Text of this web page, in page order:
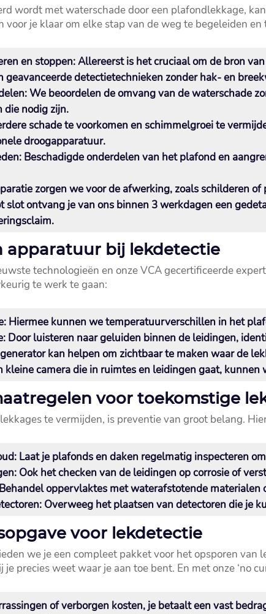
wordt met waterschade door een plafondlekkage,
voor je klaar om elke stap van de weg te begeleiden
en stoppen:Allereerst is het cruciaal om de bron
geavanceerde detectietechnieken zonder hak- en
We beoordelen de omvang van de waterschade
die nodig zijn.​
schade te voorkomen en schimmelgroei te
droogapparatuur.​
Beschadigde onderdelen van het plafond en
zorgen we voor de afwerking, zoals schilderen
slot ontvang je van ons binnen 3 werkdagen een
apparatuur bij lekdetectie
technologieën en onze VCA gecertificeerde
te werk te gaan:
Hiermee kunnen we temperatuurverschillen in het
Door luisteren naar geluiden binnen de leidingen,
kan helpen om zichtbaar te maken waar de
kleine camera die in ruimtes en leidingen gaat,
voor toekomstige
te vermijden, is preventie van groot belang.​
Laat je plafonds en daken regelmatig inspecteren
Ook het checken van de leidingen op corrosie of
Behandel oppervlaktes met waterafstotende
Overweeg het plaatsen van detectoren die je
voor lekdetectie
we je een compleet pakket voor het opsporen van
precies weet waar je aan toe bent.​ En met onze ‘no
of verborgen kosten, je betaalt een vast